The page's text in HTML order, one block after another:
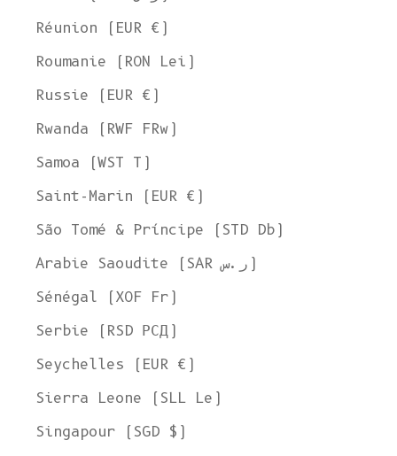
Réunion (EUR €)
Roumanie (RON Lei)
Russie (EUR €)
Rwanda (RWF FRw)
Samoa (WST T)
Saint-Marin (EUR €)
São Tomé & Príncipe (STD Db)
Arabie Saoudite (SAR ر.س)
Sénégal (XOF Fr)
Serbie (RSD РСД)
Seychelles (EUR €)
Sierra Leone (SLL Le)
Singapour (SGD $)